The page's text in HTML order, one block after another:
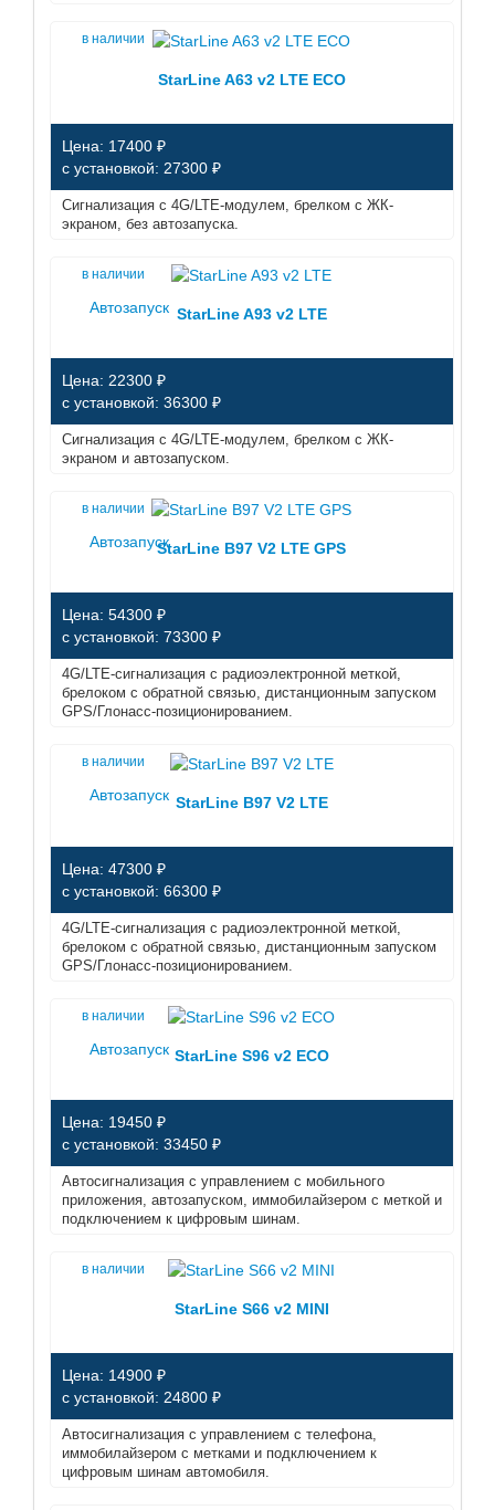
в наличии
StarLine A63 v2 LTE ECO
Цена: 17400 ₽
с установкой: 27300 ₽
Сигнализация с 4G/LTE-модулем, брелком с ЖК-
экраном, без автозапуска.
в наличии
Автозапуск StarLine A93 v2 LTE
Цена: 22300 ₽
с установкой: 36300 ₽
Сигнализация с 4G/LTE-модулем, брелком с ЖК-
экраном и автозапуском.
в наличии
АвтозапускStarLine B97 V2 LTE GPS
Цена: 54300 ₽
с установкой: 73300 ₽
4G/LTE-сигнализация с радиоэлектронной меткой,
брелоком с обратной связью, дистанционным запуском
GPS/Глонасс-позиционированием.
в наличии
Автозапуск StarLine B97 V2 LTE
Цена: 47300 ₽
с установкой: 66300 ₽
4G/LTE-сигнализация с радиоэлектронной меткой,
брелоком с обратной связью, дистанционным запуском
GPS/Глонасс-позиционированием.
в наличии
Автозапуск StarLine S96 v2 ECO
Цена: 19450 ₽
с установкой: 33450 ₽
Автосигнализация с управлением с мобильного
приложения, автозапуском, иммобилайзером с меткой и
подключением к цифровым шинам.
в наличии
StarLine S66 v2 MINI
Цена: 14900 ₽
с установкой: 24800 ₽
Автосигнализация с управлением с телефона,
иммобилайзером с метками и подключением к
цифровым шинам автомобиля.